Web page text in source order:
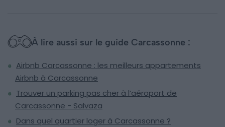
À lire aussi sur le guide Carcassonne :
Airbnb Carcassonne : les meilleurs appartements
Airbnb à Carcassonne
Trouver un parking pas cher à l’aéroport de
Carcassonne - Salvaza
Dans quel quartier loger à Carcassonne ?